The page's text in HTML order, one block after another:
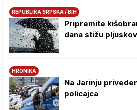
REPUBLIKA SRPSKA / BIH
Pripremite
dana stižu
HRONIKA
Na Јarinju
policajca